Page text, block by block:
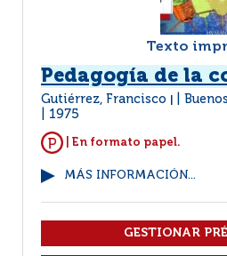
Texto
Pedagogía de la
Gutiérrez, Francisco
1975
| En formato papel.
MÁS INFORMACIÓN...